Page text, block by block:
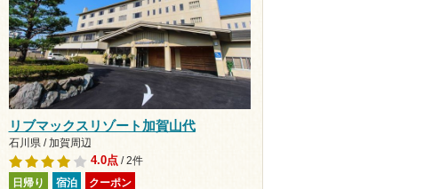
リブマックスリゾート加賀山代
石川県 / 加賀周辺
4.0点/ 2件
日帰り 宿泊 クーポン